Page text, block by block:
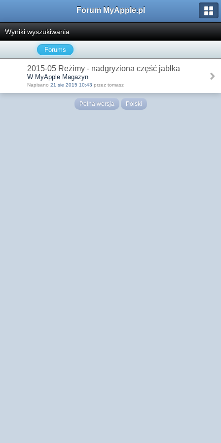
Forum MyApple.pl
Wyniki wyszukiwania
Forums
2015-05 Reżimy - nadgryziona część jabłka
W MyApple Magazyn
Napisano 21 sie 2015 10:43 przez tomasz
Pełna wersja Polski